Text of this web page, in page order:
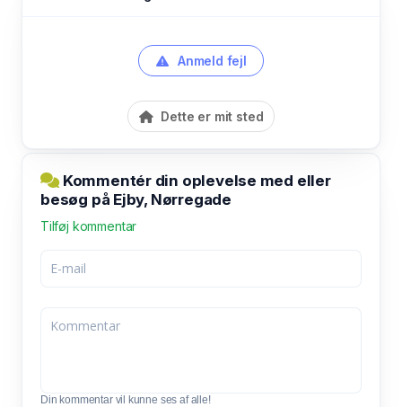
Anmeld fejl
Dette er mit sted
Kommentér din oplevelse med eller
besøg på Ejby, Nørregade
Tilføj kommentar
Din kommentar vil kunne ses af alle!